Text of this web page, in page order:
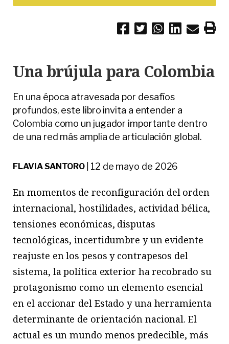
Una brújula para Colombia
En una época atravesada por desafíos
profundos, este libro invita a entender a
Colombia como un jugador importante dentro
de una red más amplia de articulación global.
FLAVIA SANTORO 12 de mayo de 2026
Enmomentos de reconfiguración del orden
internacional, hostilidades, actividad bélica,
tensiones económicas, disputas
tecnológicas, incertidumbre y un evidente
reajuste en los pesos y contrapesos del
sistema, la política exterior ha recobrado su
protagonismo como un elemento esencial
en el accionar del Estado y una herramienta
determinante de orientación nacional. El
actual es un mundo menos predecible, más